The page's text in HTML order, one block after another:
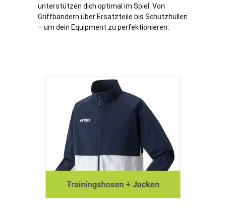
unterstützen dich optimal im Spiel. Von
Griffbändern über Ersatzteile bis Schutzhüllen
– um dein Equipment zu perfektionieren.